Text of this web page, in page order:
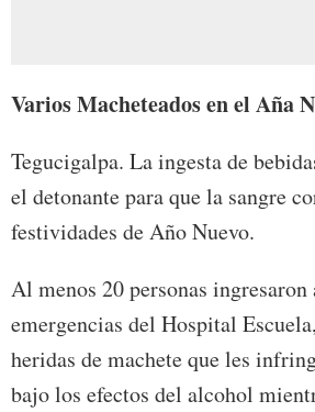
Varios Macheteados en el Aña
Tegucigalpa. La ingesta de
el detonante para que la sangre
festividades de Año Nuevo.
Al menos 20 personas ingresaron
emergencias del Hospital
heridas de machete que les
bajo los efectos del alcohol